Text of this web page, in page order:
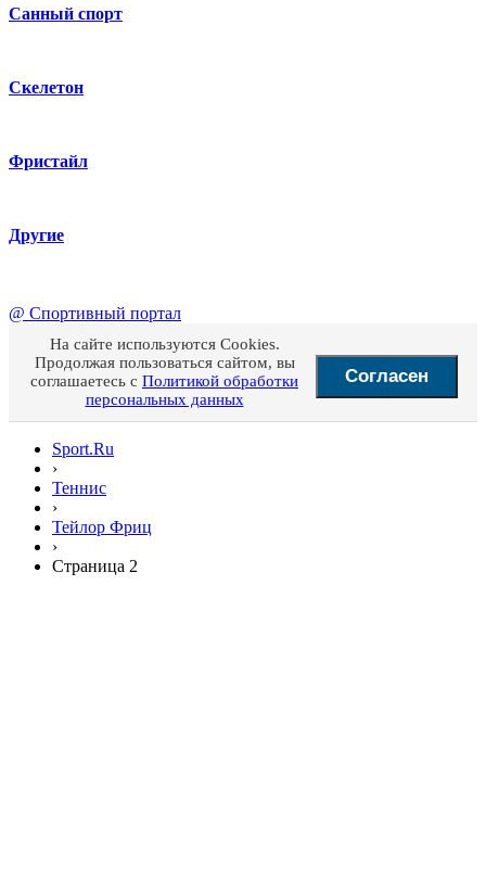
Санный спорт
Скелетон
Фристайл
Другие
@ Спортивный портал
На сайте используются Cookies.
Продолжая пользоваться сайтом, вы
соглашаетесь с Политикой обработки
персональных данных
Согласен
Sport.Ru
›
Теннис
›
Тейлор Фриц
›
Страница 2